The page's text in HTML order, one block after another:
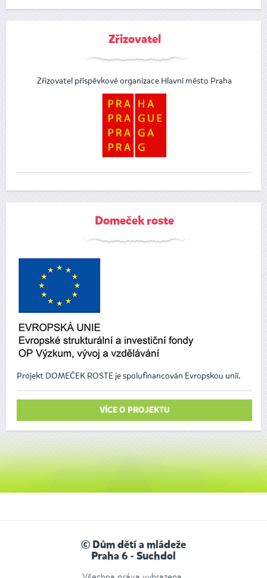
Zřizovatel
Zřizovatel příspěvkové organizace Hlavní město Praha
Domeček roste
Projekt DOMEČEK ROSTE je spolufinancován Evropskou unií.
VÍCE O PROJEKTU
© Dům dětí a mládeže
Praha 6 - Suchdol